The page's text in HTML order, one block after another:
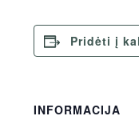
Pridėti į
INFORMACIJA